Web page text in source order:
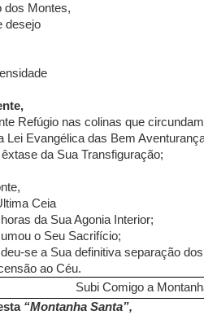
dos Montes,
desejo
Refúgio nas colinas que
Lei Evangélica das Bem
da Sua Transfiguração;
Ceia
da Sua Agonia Interior;
o Seu Sacrifício;
se a Sua definitiva separação
ao Céu.
Subi Comigo a
“Montanha Santa”,